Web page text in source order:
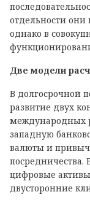
отдельности
однако в
Две модели
В долгосрочной
развитие двух
международных
западную
валюты и
цифровые
двусторонние